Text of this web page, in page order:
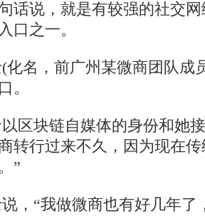
话说，就是有较强的社交
口之一。
，前广州某微商团队成
。
块链自媒体的身份和她接
转行过来不久，因为现在
”
“我做微商也有好几年了